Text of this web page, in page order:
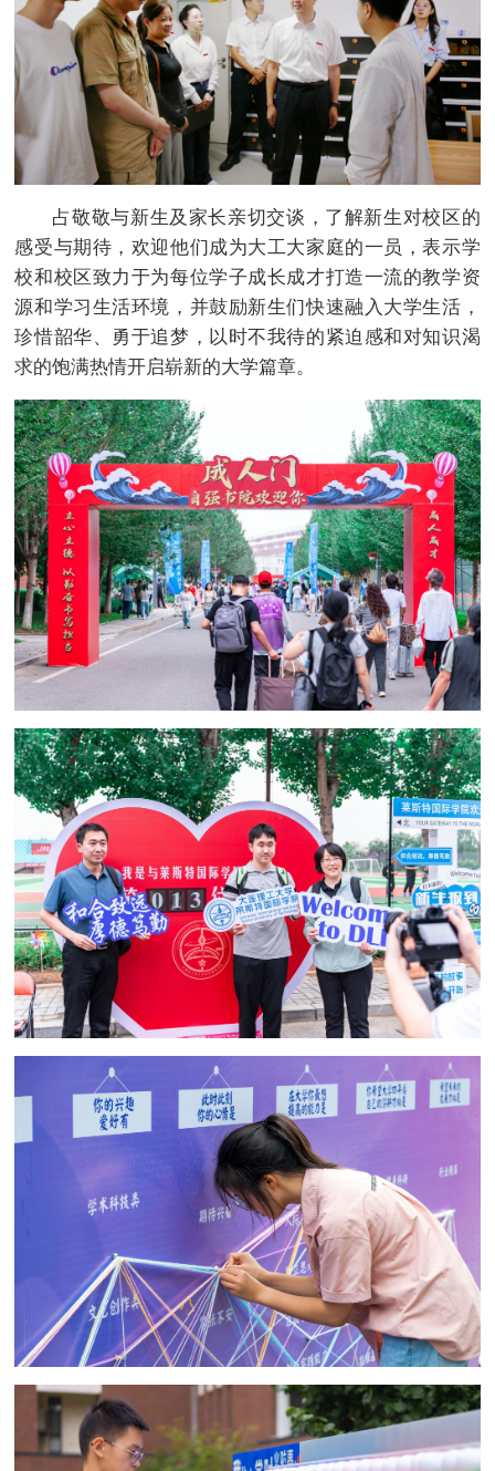
占敬敬与新生及家长亲切交谈，了解新生对校区的
感受与期待，欢迎他们成为大工大家庭的一员，表示学
校和校区致力于为每位学子成长成才打造一流的教学资
源和学习生活环境，并鼓励新生们快速融入大学生活，
珍惜韶华、勇于追梦，以时不我待的紧迫感和对知识渴
求的饱满热情开启崭新的大学篇章。